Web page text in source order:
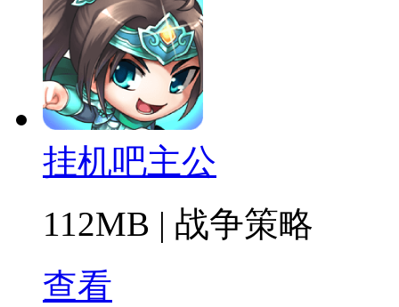
挂机吧主公
112MB | 战争策略
查看